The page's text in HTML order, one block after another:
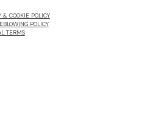
& COOKIE POLICY
POLICY
TERMS